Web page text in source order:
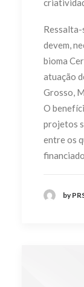
Ressalta-
devem,
bioma
atuação
Grosso,
O
projetos
entre os
by